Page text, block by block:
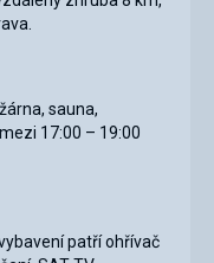
sauna,
17:00 – 19:00
patří ohřívač